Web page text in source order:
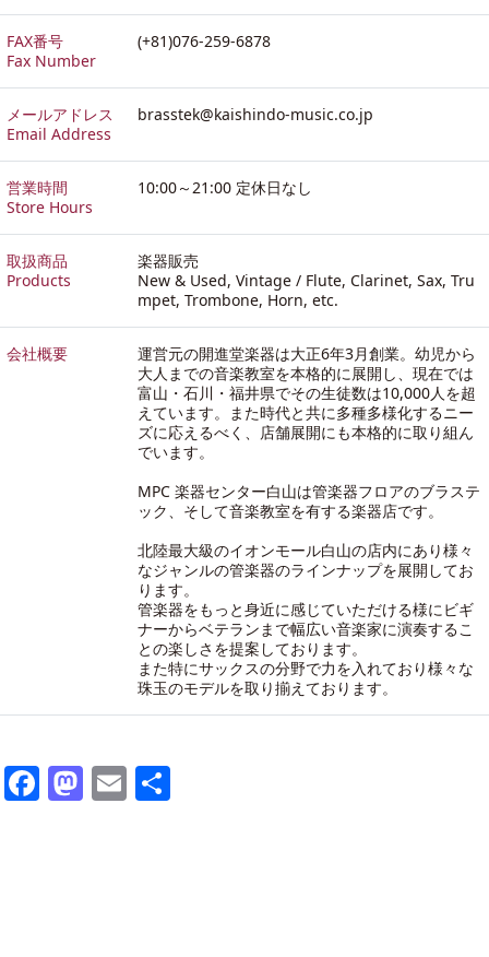
FAX番号
Fax Number
(+81)076-259-6878
メールアドレス
Email Address
brasstek@kaishindo-music.co.jp
営業時間
Store Hours
10:00～21:00 定休日なし
取扱商品
Products
楽器販売
New & Used, Vintage / Flute, Clarinet, Sax, Tru
mpet, Trombone, Horn, etc.
会社概要
運営元の開進堂楽器は大正6年3月創業。幼児から
大人までの音楽教室を本格的に展開し、現在では
富山・石川・福井県でその生徒数は10,000人を超
えています。また時代と共に多種多様化するニー
ズに応えるべく、店舗展開にも本格的に取り組ん
でいます。
MPC 楽器センター白山は管楽器フロアのブラステ
ック、そして音楽教室を有する楽器店です。
北陸最大級のイオンモール白山の店内にあり様々
なジャンルの管楽器のラインナップを展開してお
ります。
管楽器をもっと身近に感じていただける様にビギ
ナーからベテランまで幅広い音楽家に演奏するこ
との楽しさを提案しております。
また特にサックスの分野で力を入れており様々な
珠玉のモデルを取り揃えております。
Facebook
Mastodon
Email